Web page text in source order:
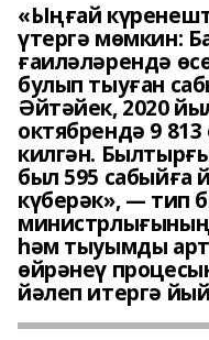
«Ыңғай
үтергә мөмкин:
ғаиләләрендә
булып тыуған
Әйтәйек, 2020
октябрендә 9
килгән.
был 595 сабыйға
күберәк», — тип
һәм тыуымды
өйрәнеү
йәлеп итергә